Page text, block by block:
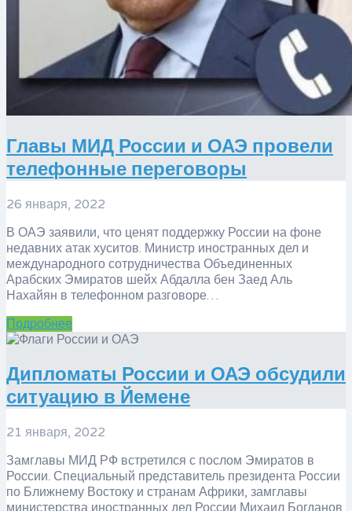
Главы ​МИД России и ОАЭ провели
телефонные переговоры
26 января, 2022
В ОАЭ заявили, что ценят поддержку России на фоне
недавних атак хуситов. Министр иностранных дел и
международного сотрудничества Объединенных
Арабских Эмиратов шейх Абдалла бен Заед Аль
Нахайян в телефонном разговоре…
Подробнее
Дипломаты России и ОАЭ обсудили
ситуацию в Йемене
21 января, 2022
Замглавы МИД РФ встретился с послом Эмиратов в
России. Специальный представитель президента России
по Ближнему Востоку и странам Африки, замглавы